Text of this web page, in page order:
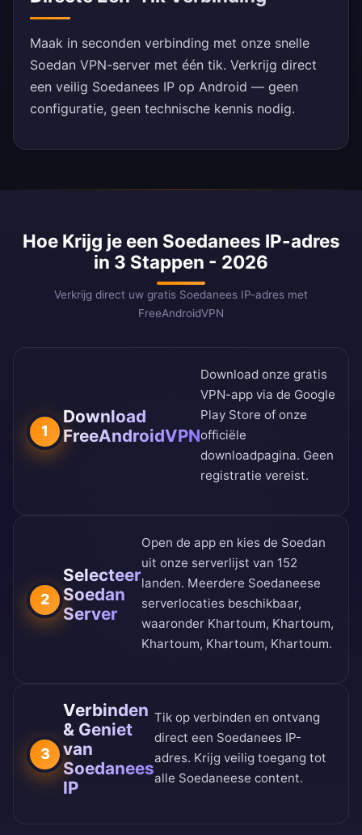
Maak in seconden verbinding met onze snelle
Soedan VPN-server met één tik. Verkrijg direct
een veilig Soedanees IP op Android — geen
configuratie, geen technische kennis nodig.
Hoe Krijg je een Soedanees IP-adres
in 3 Stappen - 2026
Verkrijg direct uw gratis Soedanees IP-adres met
FreeAndroidVPN
1
Download
FreeAndroidVPN
Download onze gratis
VPN-app via de Google
Play Store of onze
officiële
downloadpagina. Geen
registratie vereist.
2
Selecteer
Soedan
Server
Open de app en kies de Soedan
uit onze serverlijst van 152
landen. Meerdere Soedaneese
serverlocaties beschikbaar,
waaronder Khartoum, Khartoum,
Khartoum, Khartoum, Khartoum.
3
Verbinden
& Geniet
van
Soedanees
IP
Tik op verbinden en ontvang
direct een Soedanees IP-
adres. Krijg veilig toegang tot
alle Soedaneese content.